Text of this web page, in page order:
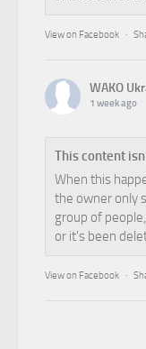
View on Facebook ·
WAKO
1 week ago
This content
When this
the owner only
group of
or it's been
View on Facebook ·